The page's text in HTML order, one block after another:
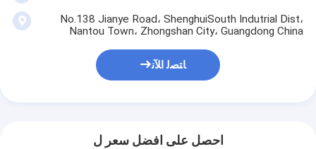
No.138 Jianye Road، ShenghuiSouth Indutrial Dist،
Nantou Town، Zhongshan City، Guangdong China
ﺎﺘﺼﻟ ﺍﻶﻧ
احصل على افضل سعر ل